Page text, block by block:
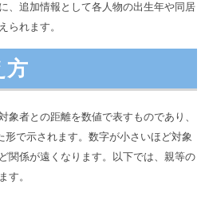
、追加情報として各人物の出生年や同居
られます。
方
象者との距離を数値で表すものであり、
で示されます。数字が小さいほど対象
関係が遠くなります。以下では、親等の
す。